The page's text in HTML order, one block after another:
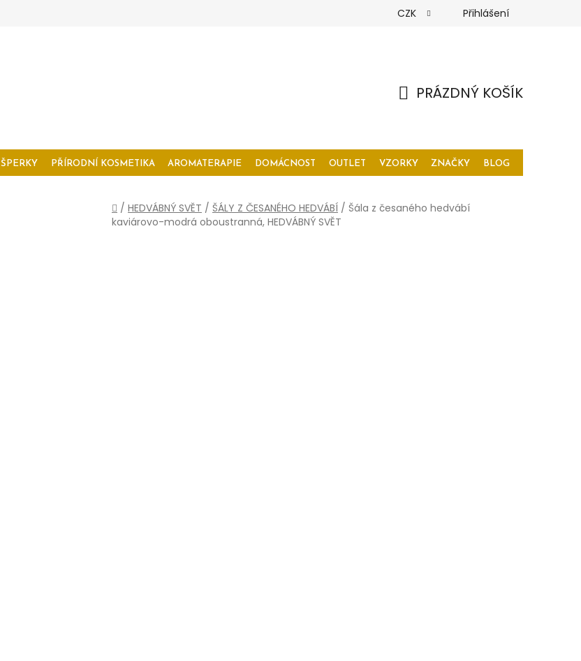
CZK Přihlášení
PRÁZDNÝ KOŠÍK
ŠPERKY PŘÍRODNÍ KOSMETIKA AROMATERAPIE DOMÁCNOST OUTLET VZORKY ZNAČKY BLOG
Domů
/ HEDVÁBNÝ SVĚT / ŠÁLY Z ČESANÉHO HEDVÁBÍ / Šála z česaného hedvábí
kaviárovo-modrá oboustranná, HEDVÁBNÝ SVĚT